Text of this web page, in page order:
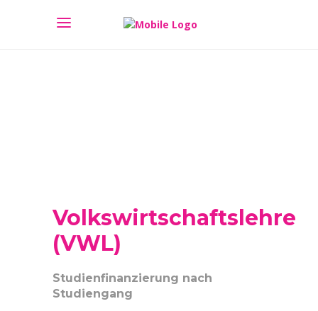
Volkswirtschaftslehre
(VWL)
Studienfinanzierung nach
Studiengang